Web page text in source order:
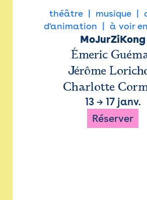
théâtre musique
d'animation
à voir
MoJurZiKong
Émeric
Jérôme
Charlotte
13→ 17 janv.
Réserver